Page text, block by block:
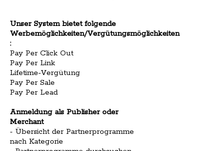
Unser System bietet folgende
Werbemöglichkeiten/Vergütungsmöglichkeiten
:
Pay Per Click Out
Pay Per Link
Lifetime-Vergütung
Pay Per Sale
Pay Per Lead
Anmeldung als Publisher oder
Merchant
- Übersicht der Partnerprogramme
nach Kategorie